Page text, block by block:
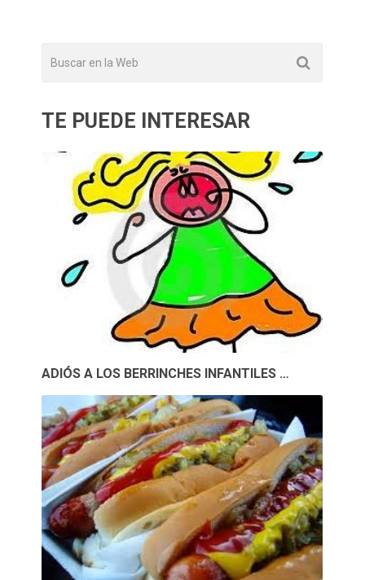
TE PUEDE INTERESAR
ADIÓS A LOS BERRINCHES INFANTILES …